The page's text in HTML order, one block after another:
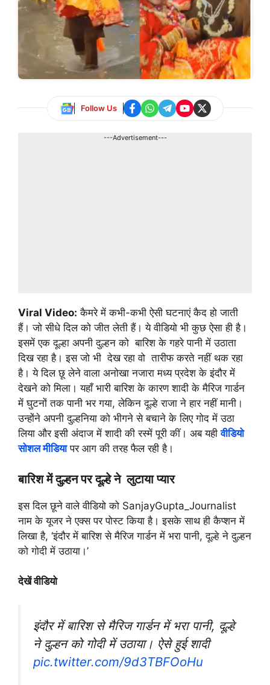
Follow Us
---Advertisement---
Viral Video: कैमरे में कभी-कभी ऐसी घटनाएं कैद हो जाती
हैं। जो सीधे दिल को जीत लेती हैं। ये वीडियो भी कुछ ऐसा ही है।
इसमें एक दूल्हा अपनी दुल्हन को बारिश के गहरे पानी में उठाता
दिख रहा है। इस जो भी देख रहा वो तारीफ करते नहीं थक रहा
है। ये दिल छू लेने वाला अनोखा नजारा मध्य प्रदेश के इंदौर में
देखने को मिला। यहाँ भारी बारिश के कारण शादी के मैरिज गार्डन
में घुटनों तक पानी भर गया, लेकिन दूल्हे राजा ने हार नहीं मानी।
उन्होंने अपनी दुल्हनिया को भीगने से बचाने के लिए गोद में उठा
लिया और इसी अंदाज में शादी की रस्में पूरी कीं। अब यहीवीडियो
सोशल मीडियापर आग की तरह फैल रही है।
बारिश में दुल्हन पर दूल्हे ने लुटाया प्यार
इस दिल छूने वाले वीडियो को SanjayGupta_Journalist
नाम के यूजर ने एक्स पर पोस्ट किया है। इसके साथ ही कैप्शन में
लिखा है, ‘इंदौर में बारिश से मैरिज गार्डन में भरा पानी, दूल्हे ने दुल्हन
को गोदी में उठाया।’
देखें वीडियो
इंदौर में बारिश से मैरिज गार्डन में भरा पानी, दूल्हे
ने दुल्हन को गोदी में उठाया। ऐसे हुई शादी
pic.twitter.com/9d3TBFOoHu